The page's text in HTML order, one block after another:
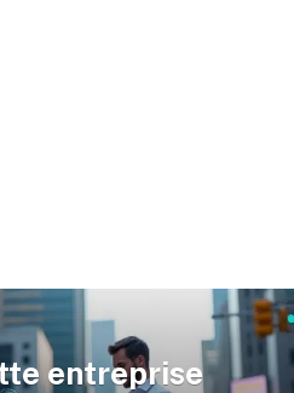
entreprise